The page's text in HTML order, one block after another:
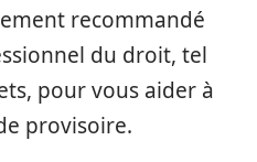
recommandé
du droit, tel
pour vous aider à
provisoire.